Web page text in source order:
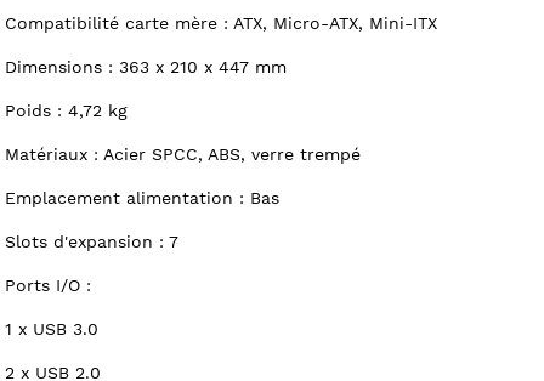
Compatibilité carte mère : ATX, Micro-ATX, Mini-ITX
Dimensions : 363 x 210 x 447 mm
Poids : 4,72 kg
Matériaux : Acier SPCC, ABS, verre trempé
Emplacement alimentation : Bas
Slots d'expansion : 7
Ports I/O :
1 x USB 3.0
2 x USB 2.0